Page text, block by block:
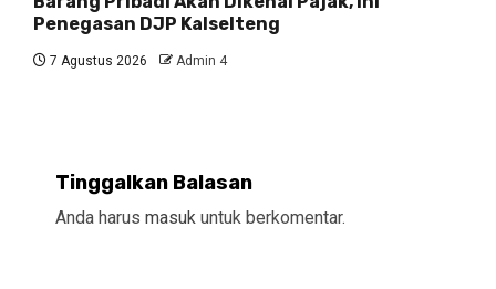
Penegasan DJP Kalselteng
7 Agustus 2026 Admin 4
Tinggalkan Balasan
Anda harus masuk untuk berkomentar.